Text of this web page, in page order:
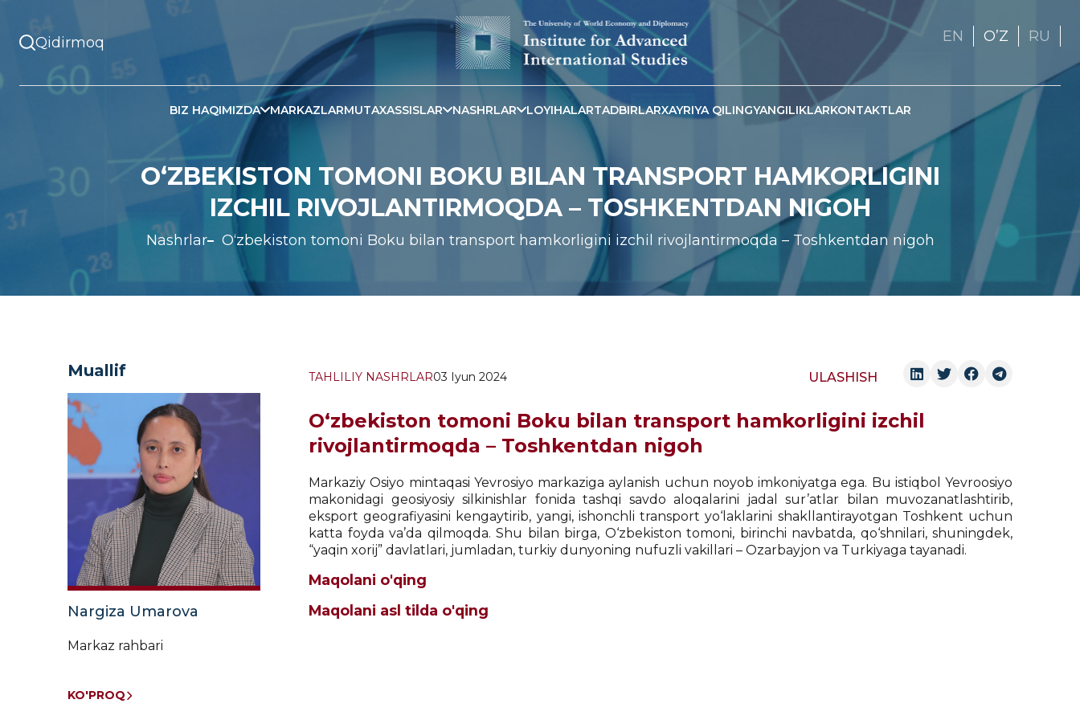
EN OʼZ RU
BIZ HAQIMIZDA MARKAZLARMUTAXASSISLAR NASHRLAR LOYIHALARTADBIRLARXAYRIYA QILINGYANGILIKLARKONTAKTLAR
O‘ZBEKISTON TOMONI BOKU BILAN TRANSPORT HAMKORLIGINI
IZCHIL RIVOJLANTIRMOQDA – TOSHKENTDAN NIGOH
Nashrlar O‘zbekiston tomoni Boku bilan transport hamkorligini izchil rivojlantirmoqda – Toshkentdan nigoh
Muallif
Nargiza Umarova
Markaz rahbari
KO'PROQ
TAHLILIY NASHRLAR03 Iyun 2024 ULASHISH
O‘zbekiston tomoni Boku bilan transport hamkorligini izchil
rivojlantirmoqda – Toshkentdan nigoh
Markaziy Osiyo mintaqasi Yevrosiyo markaziga aylanish uchun noyob imkoniyatga ega. Bu istiqbol Yevroosiyo
makonidagi geosiyosiy silkinishlar fonida tashqi savdo aloqalarini jadal sur’atlar bilan muvozanatlashtirib,
eksport geografiyasini kengaytirib, yangi, ishonchli transport yo‘laklarini shakllantirayotgan Toshkent uchun
katta foyda va’da qilmoqda. Shu bilan birga, O‘zbekiston tomoni, birinchi navbatda, qo‘shnilari, shuningdek,
“yaqin xorij” davlatlari, jumladan, turkiy dunyoning nufuzli vakillari – Ozarbayjon va Turkiyaga tayanadi.
Maqolani o'qing
Maqolani asl tilda o'qing